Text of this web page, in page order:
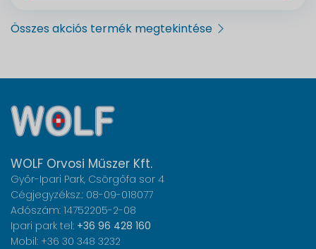
Összes akciós termék megtekintése
WOLF Orvosi Műszer Kft.
Győr-Ipari Park, Csörgőfa sor 4
Cégjegyzéksz.: 08-09-018077
Adószám: 14752205-2-08
Ipari park tel: +36 96 428 160
Mobil: +36 30 348 3232